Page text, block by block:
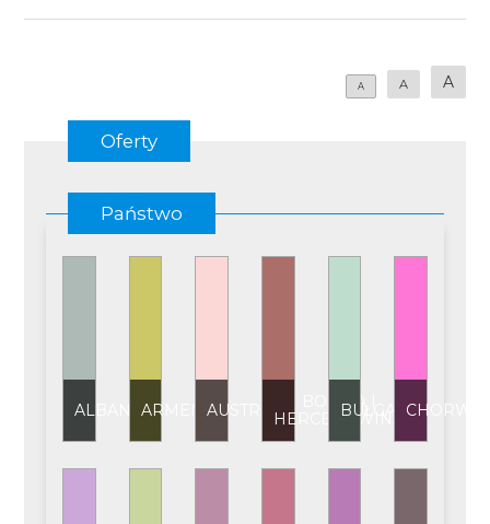
A A A
Oferty
Państwo
ALBANIAARMENIAAUSTRIA
BOŚNIA I
HERCEGOWINA
BUŁGARIA